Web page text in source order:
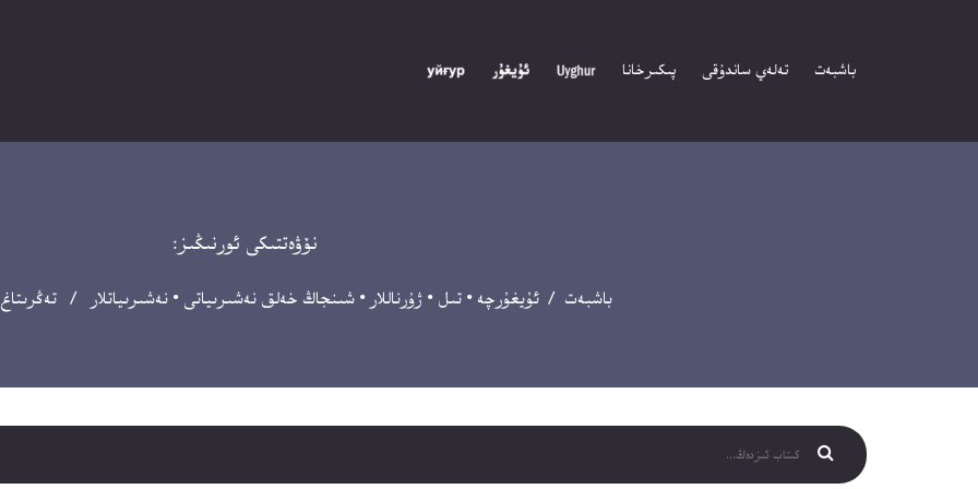
باشبەت تەلەي ساندۇقى پىكىرخانا
نۆۋەتتىكى ئورنىڭىز:
باشبەت /ئۇيغۇرچە •تىل • ژۇرناللار •شىنجاڭ خەلق نەشىرىياتى •نەشىرىياتلار / تەڭرىتاغ 2000-يىلى 5-